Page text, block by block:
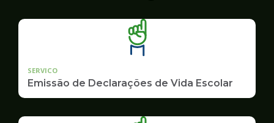
SERVICO
Emissão de Declarações de Vida Escolar